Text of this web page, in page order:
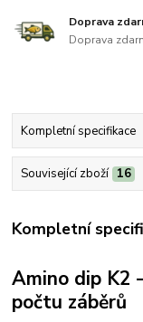
Doprava
Doprava
Kompletní specifikace
Související zboží 16
Kompletní
Amino dip K2
počtu záběrů